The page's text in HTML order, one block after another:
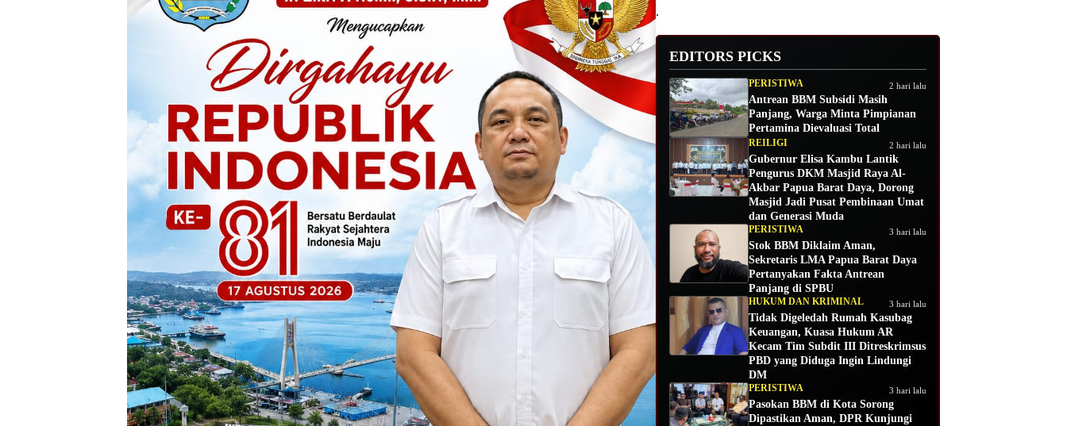
.
EDITORS PICKS
PERISTIWA 2 hari lalu
Antrean BBM Subsidi Masih
Panjang, Warga Minta Pimpianan
Pertamina Dievaluasi Total
REILIGI 2 hari lalu
Gubernur Elisa Kambu Lantik
Pengurus DKM Masjid Raya Al-
Akbar Papua Barat Daya, Dorong
Masjid Jadi Pusat Pembinaan Umat
dan Generasi Muda
PERISTIWA 3 hari lalu
Stok BBM Diklaim Aman,
Sekretaris LMA Papua Barat Daya
Pertanyakan Fakta Antrean
Panjang di SPBU
HUKUM DAN KRIMINAL 3 hari lalu
Tidak Digeledah Rumah Kasubag
Keuangan, Kuasa Hukum AR
Kecam Tim Subdit III Ditreskrimsus
PBD yang Diduga Ingin Lindungi
DM
PERISTIWA 3 hari lalu
Pasokan BBM di Kota Sorong
Dipastikan Aman, DPR Kunjungi